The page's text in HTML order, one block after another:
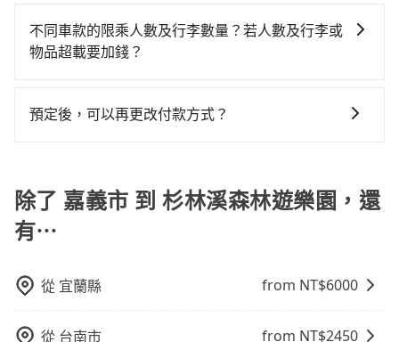
接送，則每人平均花費約440元，費時1小時47分鐘。長
距離移動確實搭乘高鐵可以比坐車快10分鐘，但卻要額
要乘車，也可參考tripool的拼車共乘服務，最多可再節
車型，如Toyota Yaris、Prius C、Vios這類乘坐體驗較
差的車款，如果人數超過四位，更是沒有較大的七人座
凹的車門仍未被修理，每一次租車都好像在開樂透一
小的風險。最後，雖然路邊隨租隨還看似方便，但實際
使用時還是有其區域的限制，實際可停靠的地點與你的
上下車地點仍有段距離，在遇到下雨天或者載行李時，
0.2%，其叫車的難度是雙北市的490倍。綜合以上，無
論在價格或服務品質上，tripool都是你從嘉義市到杉林
會員或者使用特定的信用卡，還可以累積點數做現金回
饋或未來換取免費的住房。台灣人常用的線上訂房平台
完後預定就完成，事先不用電話確認空房，事後也不用
在預定時要不選擇評分高、評論多的飯店，不然就是還
要再人工電話與飯店確認。預訂民宿方面，如不怕麻
煩，有些時候直接打電話問的價格可能比民宿訂房網來
介意多花一點錢省下這些瑣碎的事，台灣本土的AsiaYo
需要導覽服務，可事先透過電子郵件
booking@tripool.app聯繫我們，將有專人協助回覆確
不同車款的限乘人數及行李數量？若人數及行李或
物品超載要加錢？
的車型。 五人座驕車可乘坐三位乘客，並可攜帶三個隨
吋行李箱。 為了確保行車安全及遵守相關法規，我們不
能超載人數。 如果您攜帶的行李或物品較多，我們會根
據情況收取微搬家費用，費用在300至500元之間。
預定後，可以再更改付款方式？
消該訂單後再以其他付款方式重新預約行程即可。
除了 嘉義市 到 杉林溪森林遊樂園，還
有⋯
從 宜蘭縣 from NT$6000
從 台南市 from NT$2450